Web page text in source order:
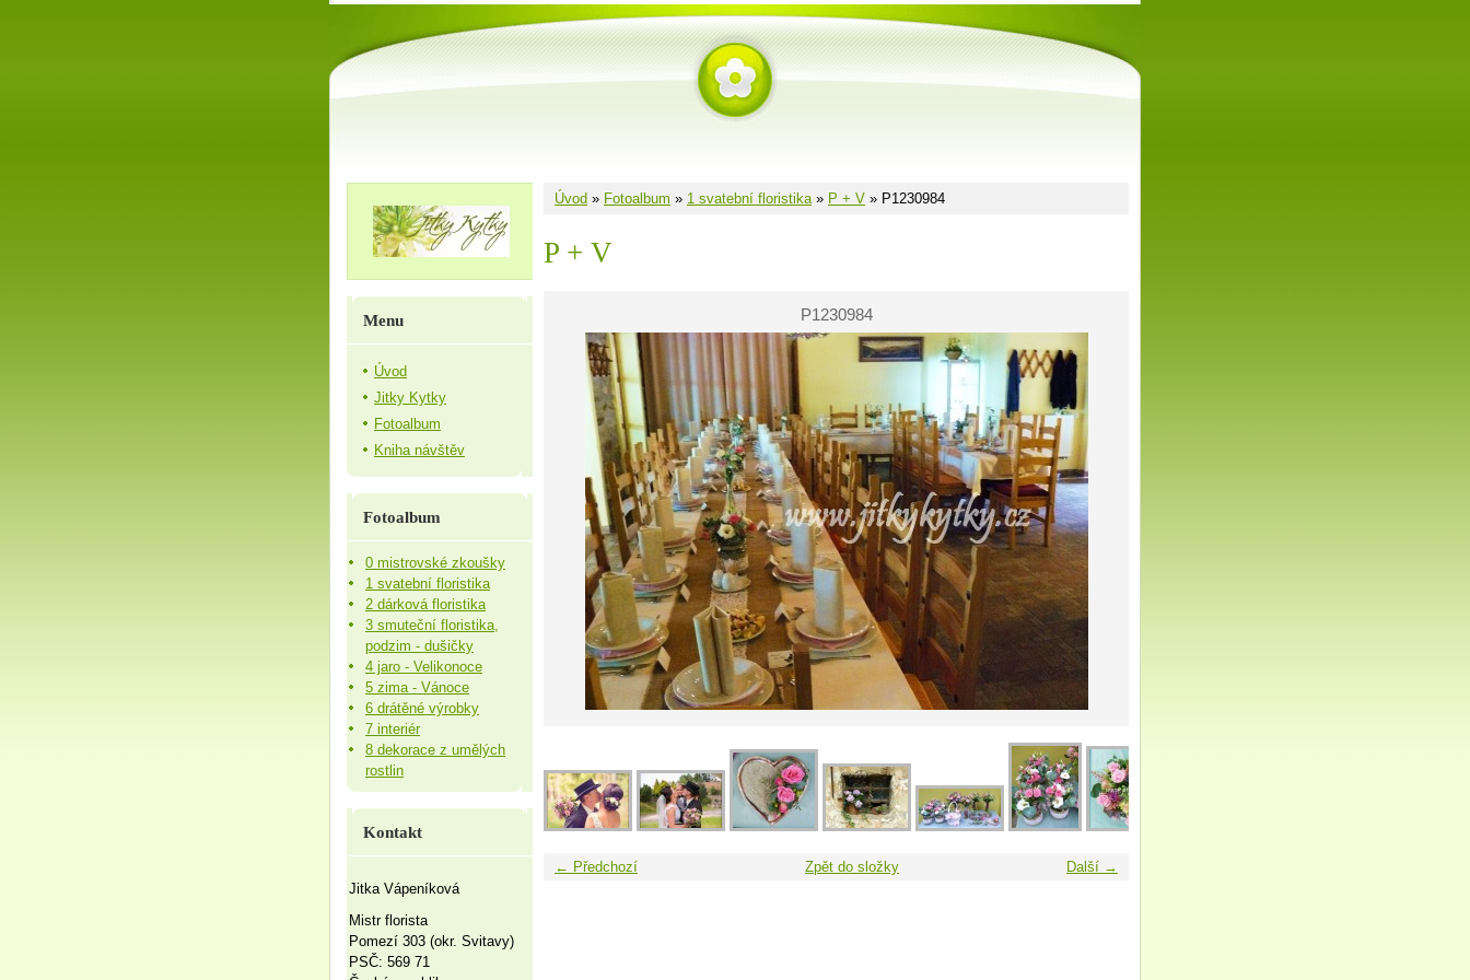
Úvod » Fotoalbum » 1 svatební floristika» P + V » P1230984
P + V
P1230984
← Předchozí Další →
Zpět do složky
Menu
Úvod
Jitky Kytky
Fotoalbum
Kniha návštěv
Fotoalbum
0 mistrovské zkoušky
1 svatební floristika
2 dárková floristika
3 smuteční floristika,
podzim - dušičky
4 jaro - Velikonoce
5 zima - Vánoce
6 drátěné výrobky
7 interiér
8 dekorace z umělých
rostlin
Kontakt
Jitka Vápeníková
Mistr florista
Pomezí 303 (okr. Svitavy)
PSČ: 569 71